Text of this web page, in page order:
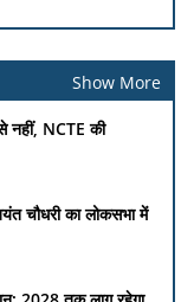
Show More
नहीं, NCTE की
चौधरी का लोकसभा में